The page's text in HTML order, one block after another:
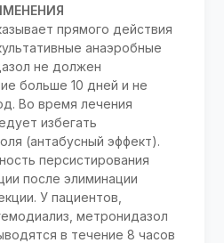
прямого действия
анаэробные
не должен
больше 10 дней и не
Во время лечения
избегать
(антабусный эффект).
персистирования
после элиминации
У пациентов,
метронидазол
в течение 8 часов